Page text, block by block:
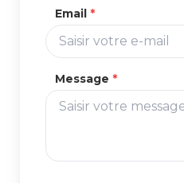
Email *
Message *